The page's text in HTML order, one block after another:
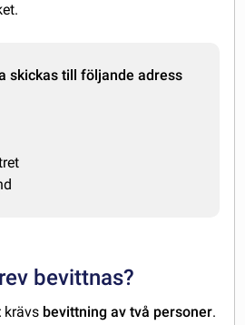
skickas till följande adress
bevittnas?
krävs bevittning av två personer.